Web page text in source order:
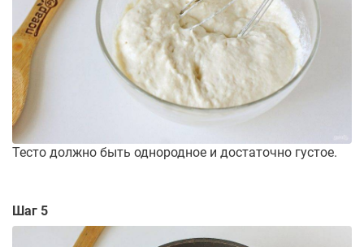
Тесто должно быть однородное и достаточно густое.
Шаг 5